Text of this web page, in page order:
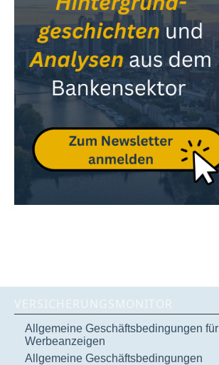
VERSICHERUNGSMONITOR
Allgemeine Geschäftsbedingungen für
Werbeanzeigen
Allgemeine Geschäftsbedingungen